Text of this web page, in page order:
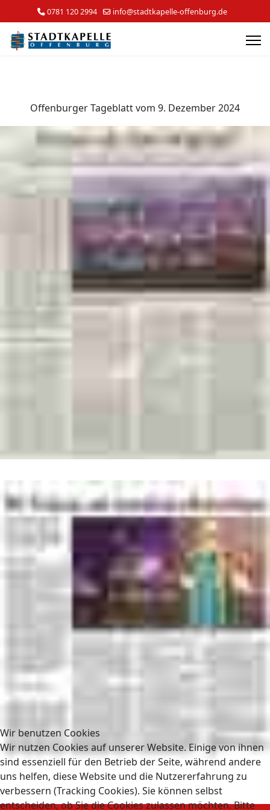
0781 120 2994 info@stadtkapelle-offenburg.de
Offenburger Tageblatt vom 9. Dezember 2024
Wir benutzen Cookies
Wir nutzen Cookies auf unserer Website. Einige von ihnen
sind essenziell für den Betrieb der Seite, während andere
uns helfen, diese Website und die Nutzererfahrung zu
verbessern (Tracking Cookies). Sie können selbst
entscheiden, ob Sie die Cookies zulassen möchten. Bitte